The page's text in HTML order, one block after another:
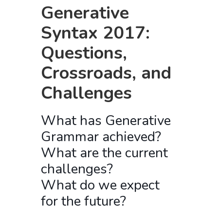
Generative
Syntax 2017:
Questions,
Crossroads, and
Challenges
What has Generative
Grammar achieved?
What are the current
challenges?
What do we expect
for the future?